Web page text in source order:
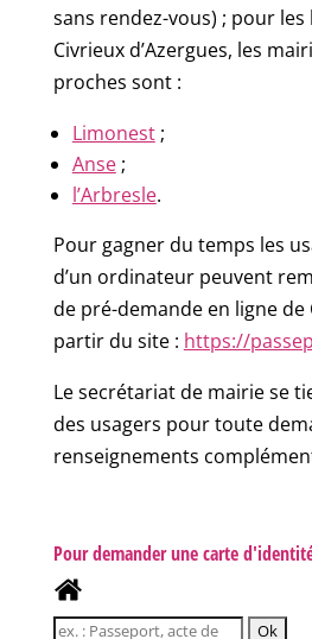
sans rendez-vous) ; pour
Civrieux d’Azergues, les
proches sont :
Limonest;
Anse;
l’Arbresle.
Pour gagner du temps les
d’un ordinateur peuvent
de pré-demande en ligne de
partir du site : https://
Le secrétariat de mairie se
des usagers pour toute
renseignements
Pour demander une carte